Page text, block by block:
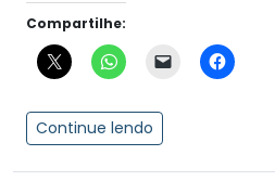
Compartilhe:
Continue lendo